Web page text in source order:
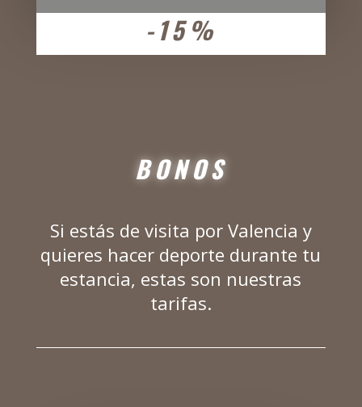
-15%
BONOS
Si estás de visita por Valencia y
quieres hacer deporte durante tu
estancia, estas son nuestras
tarifas.